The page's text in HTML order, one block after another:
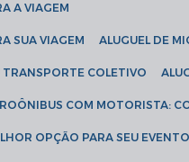
A VIAGEM
SUA VIAGEM ALUGUEL DE
TRANSPORTE COLETIVO
COM MOTORISTA:
OPÇÃO PARA SEU EVENTO